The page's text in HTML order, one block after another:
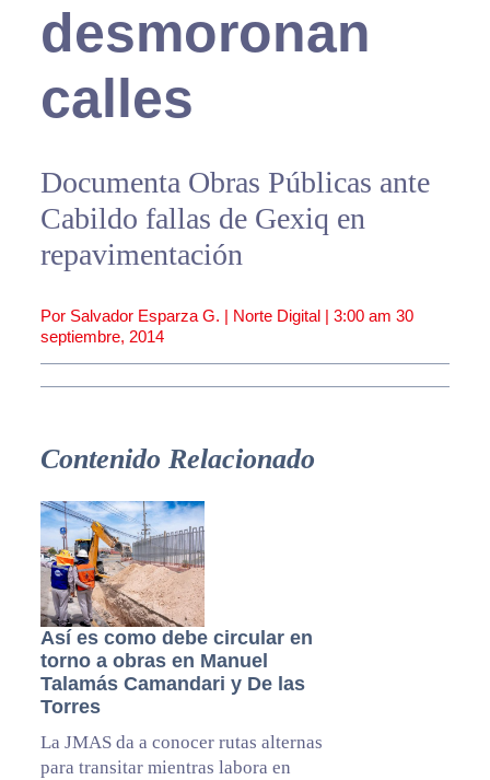
desmoronan
calles
Documenta Obras Públicas ante
Cabildo fallas de Gexiq en
repavimentación
Por Salvador Esparza G. | Norte Digital | 3:00 am 30
septiembre, 2014
Contenido Relacionado
Así es como debe circular en
torno a obras en Manuel
Talamás Camandari y De las
Torres
La JMAS da a conocer rutas alternas
para transitar mientras labora en